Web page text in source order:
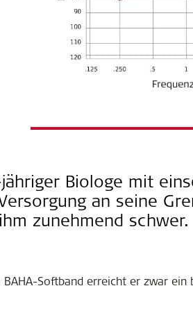
jähriger Biologe mit
Versorgung an seine
zunehmend schwer.
Softband erreicht er zwar